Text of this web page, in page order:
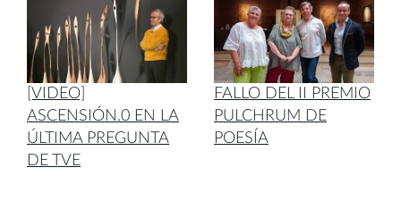
[VIDEO]
ASCENSIÓN.0 EN LA
ÚLTIMA PREGUNTA
DE TVE
FALLO DEL II PREMIO
PULCHRUM DE
POESÍA